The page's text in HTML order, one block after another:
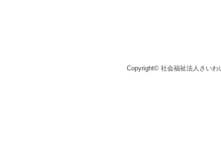
Copyright© 社会福祉法人さい